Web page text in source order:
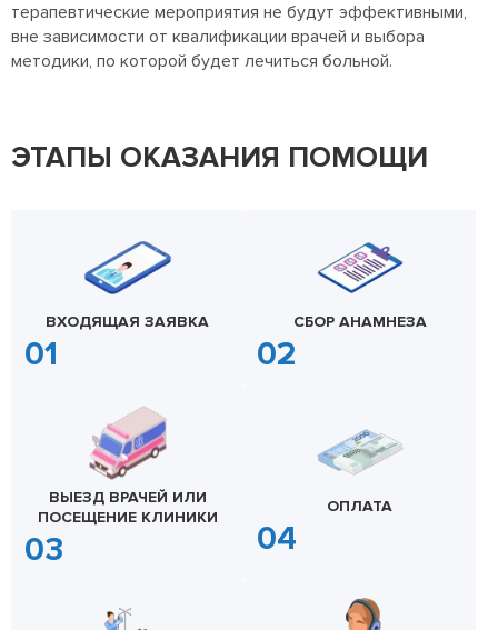
терапевтические мероприятия не будут эффективными,
вне зависимости от квалификации врачей и выбора
методики, по которой будет лечиться больной.
ЭТАПЫ ОКАЗАНИЯ ПОМОЩИ
ВХОДЯЩАЯ ЗАЯВКА СБОР АНАМНЕЗА
ВЫЕЗД ВРАЧЕЙ ИЛИ
ПОСЕЩЕНИЕ КЛИНИКИ
ОПЛАТА